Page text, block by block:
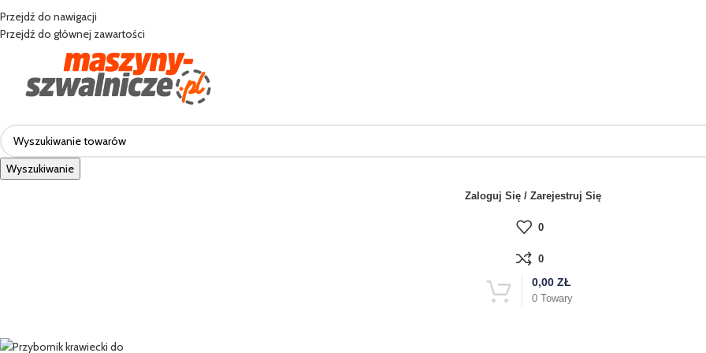
Przejdź do nawigacji
Przejdź do głównej zawartości
+48 85 653 93 55biuro@maszyny-szwalnicze.pl
Wyszukiwanie
Zaloguj Się / Zarejestruj Się
0
0
0 Towary
0,00 ZŁ